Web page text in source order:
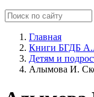
Главная
Книги БГДБ
Детям и
Алымова И.